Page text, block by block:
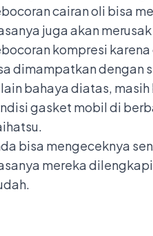
cairan oli bisa
juga akan
kompresi
dimampatkan dengan
bahaya diatas,
gasket mobil di
bisa mengeceknya
mereka